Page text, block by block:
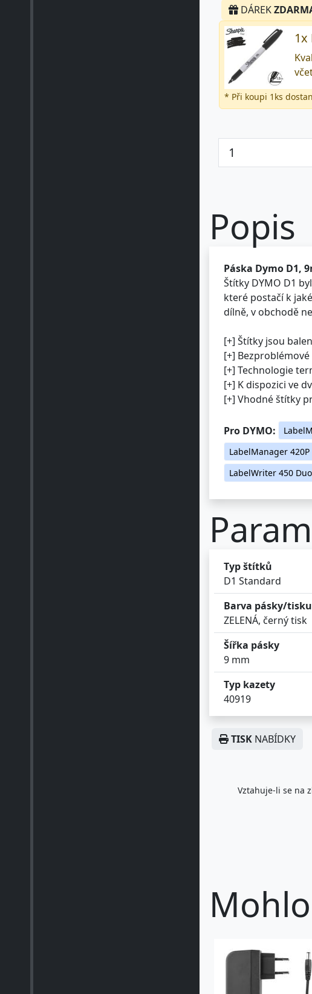
DÁREK
1x
* Při koupi 1ks
Popis
Páska Dymo D1,
Štítky DYMO D1
které postačí k
dílně, v obchodě
[+] Štítky jsou
[+]
[+] Technologie
[+] K dispozici ve
[+] Vhodné štítky
Pro DYMO:
LabelManager 420P
LabelWriter 450 Duo
Typ štítků
D1 Standard
Barva pásky/tisku
ZELENÁ, černý tisk
Šířka pásky
9 mm
Typ kazety
40919
TISK NABÍDKY
Vztahuje-li se na